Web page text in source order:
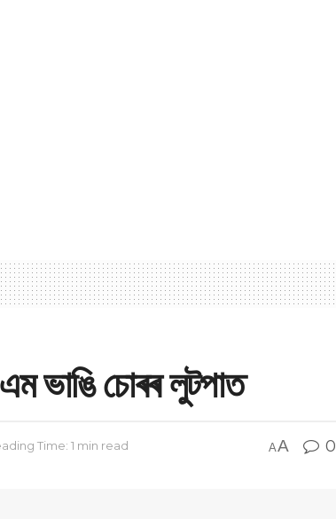
ভাঙি চোৰৰ লুটপাত
Time: 1 min read AA 0